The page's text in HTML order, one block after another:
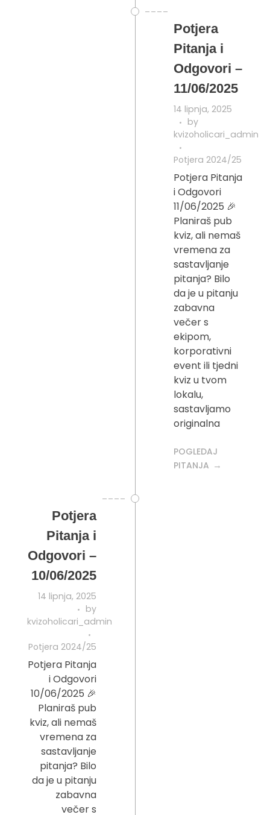
Potjera
Pitanja i
Odgovori –
11/06/2025
14 lipnja, 2025
by
kvizoholicari_admin
Potjera 2024/25
Potjera Pitanja
i Odgovori
11/06/2025 🎉
Planiraš pub
kviz, ali nemaš
vremena za
sastavljanje
pitanja? Bilo
da je u pitanju
zabavna
večer s
ekipom,
korporativni
event ili tjedni
kviz u tvom
lokalu,
sastavljamo
originalna
POGLEDAJ
PITANJA
Potjera
Pitanja i
Odgovori –
10/06/2025
14 lipnja, 2025
by
kvizoholicari_admin
Potjera 2024/25
Potjera Pitanja
i Odgovori
10/06/2025 🎉
Planiraš pub
kviz, ali nemaš
vremena za
sastavljanje
pitanja? Bilo
da je u pitanju
zabavna
večer s